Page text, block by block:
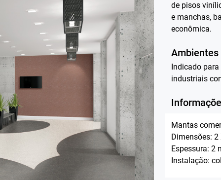
de pisos
e manchas,
econômica.
Ambientes
Indicado para
industriais
Mantas
Dimensões: 2
Espessura: 2
Instalação: